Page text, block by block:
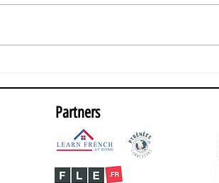
change shape!🤯
Partners